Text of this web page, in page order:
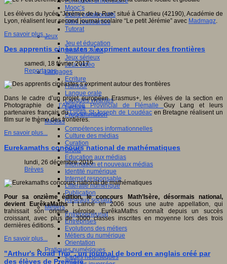
Mooc’s
Outils collaboratifs
Sites ressources
Tutorat
Jeux
Jeu et éducation
Jeux 4/12 ans
Jeux sérieux
Jeux vidéo
Langages
Ecriture
Humour
Langue orale
Langues vivantes
Lecture
Programmation
Médias
Compétences informationnelles
Culture des médias
Curation
Droits
Education aux médias
Information et nouveaux médias
Identité numérique
Internet responsable
Littératie numérique
Publication
Réseaux sociaux
Métiers
Entrepreneuriat
Entreprises
Evolutions des métiers
Métiers du numérique
Orientation
Pratiques numériques
Cartes heuristiques
Les élèves du lycée “Jérémie de la Rue” situé à Charlieu (42190), Académie de
Lyon, réalisent leur second journal scolaire “Le petit Jérémie” avec Madmagz.
En savoir plus...
Des apprentis cinéastes s’expriment autour des frontières
samedi, 18 février 2017
Reportages
Dans le cadre d’un projet européen Erasmus+, les élèves de la section en
Photographie del’Athénée Provincial de Flémalle Guy Lang et leurs
partenaires français duLycée St-Joseph de Loudéacen Bretagne réalisent un
film sur le thème des frontières.
En savoir plus...
Eurekamaths concours national de mathématiques
lundi, 26 décembre 2016
Brèves
Pour sa onzième édition, le concours Math’Isère, désormais national,
devient EurêkaMaths !Lancé en 2006 sous une autre appellation, qui
trahissait son origine iséroise, EurêkaMaths connaît depuis un succès
croissant, avec plus de 3000 classes inscrites en moyenne lors des trois
dernières éditions.
En savoir plus...
"Arthur's Road Trip", un journal de bord en anglais créé par
des élèves de Première